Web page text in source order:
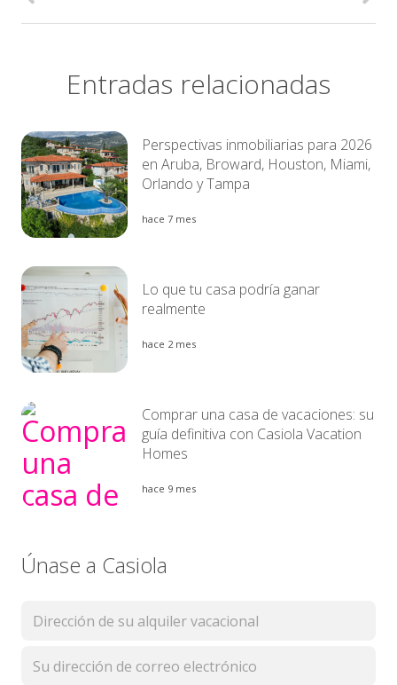
Entradas relacionadas
Perspectivas inmobiliarias para 2026
en Aruba, Broward, Houston, Miami,
Orlando y Tampa
hace 7 mes
Lo que tu casa podría ganar
realmente
hace 2 mes
Comprar una casa de vacaciones: su
guía definitiva con Casiola Vacation
Homes
hace 9 mes
Únase a Casiola